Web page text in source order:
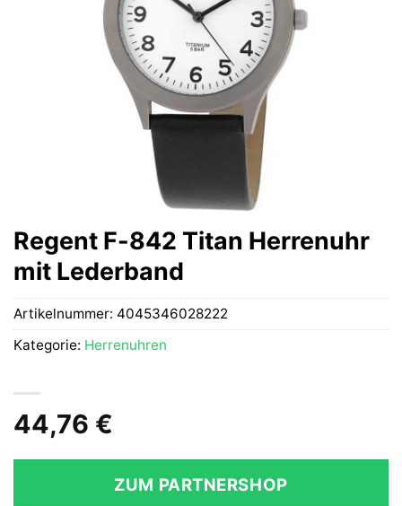
Regent F-842 Titan Herrenuhr
mit Lederband
44,76 €
ZUM PARTNERSHOP
Artikelnummer: 4045346028222
Kategorie: Herrenuhren